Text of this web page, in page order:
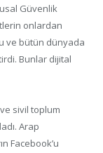
Güvenlik
onlardan
ve bütün dünyada
Bunlar dijital
sivil toplum
Arap
Facebook’u